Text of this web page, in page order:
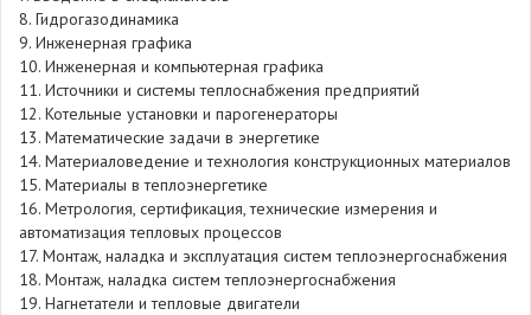
8. Гидрогазодинамика
9. Инженерная графика
10. Инженерная и компьютерная графика
11. Источники и системы теплоснабжения предприятий
12. Котельные установки и парогенераторы
13. Математические задачи в энергетике
14. Материаловедение и технология конструкционных материалов
15. Материалы в теплоэнергетике
16. Метрология, сертификация, технические измерения и
автоматизация тепловых процессов
17. Монтаж, наладка и эксплуатация систем теплоэнергоснабжения
18. Монтаж, наладка систем теплоэнергоснабжения
19. Нагнетатели и тепловые двигатели